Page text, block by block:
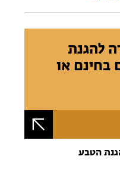
להגנת
בחינם או
הטבע